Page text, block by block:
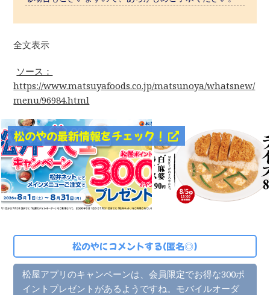
全文表示
ソース：
https://www.matsuyafoods.co.jp/matsunoya/whatsnew/
menu/96984.html
松のやの最新情報をチェック！
松のやにコメントする(匿名◎)
松屋アプリのキャンペーンは、会員限定でお得な300ポ
イントプレゼントがあるようですね。モバイルオーダ